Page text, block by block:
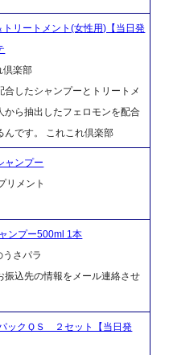
リートメント(女性用)【当日発
倶楽部
したシャンプーとトリートメ
から抽出したフェロモンを配合
んです。 これこれ倶楽部
ャンプー
リメント
ンプー500ml 1本
さパラ
振込先の情報をメール連絡させ
ックＱＳ ２セット【当日発